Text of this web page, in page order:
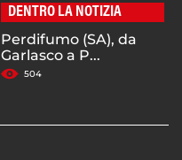
DENTRO LA NOTIZIA
Perdifumo (SA), da
Garlasco a P...
504